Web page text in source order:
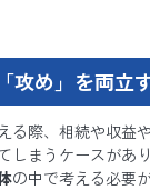
攻め」を両立
る際、相続や収益
しまうケースがあ
の中で考える必要